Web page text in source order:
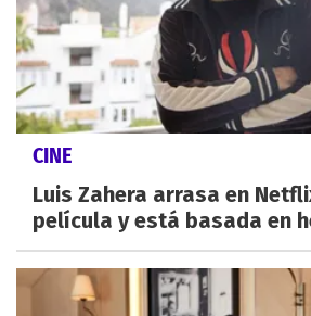
CINE
Luis Zahera arrasa en
película y está basada en